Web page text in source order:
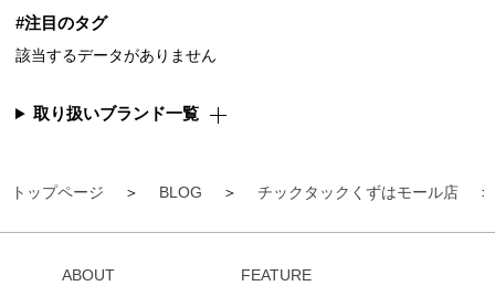
トップページ BLOG チックタックくずはモール店
#注目のタグ
該当するデータがありません
取り扱いブランド一覧
ABOUT
FEATURE